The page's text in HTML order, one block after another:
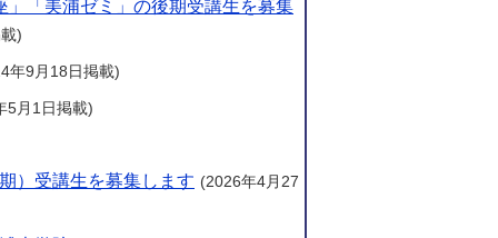
」「美浦ゼミ」の後期受講生を募集
)
年9月18日掲載)
5月1日掲載)
）受講生を募集します (2026年4月27